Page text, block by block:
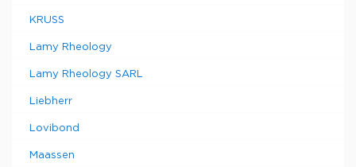
KRUSS
Lamy Rheology
Lamy Rheology SARL
Liebherr
Lovibond
Maassen